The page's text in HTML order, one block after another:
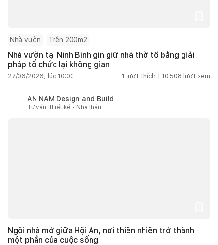
Nhà vườn Trên 200m2
Nhà vườn tại Ninh Bình gìn giữ nhà thờ tổ bằng giải
pháp tổ chức lại không gian
27/06/2026, lúc 10:00 1 lượt thích | 10.508 lượt xem
AN NAM Design and Build
Tư vấn, thiết kế - Nhà thầu
Ngôi nhà mở giữa Hội An, nơi thiên nhiên trở thành
một phần của cuộc sống